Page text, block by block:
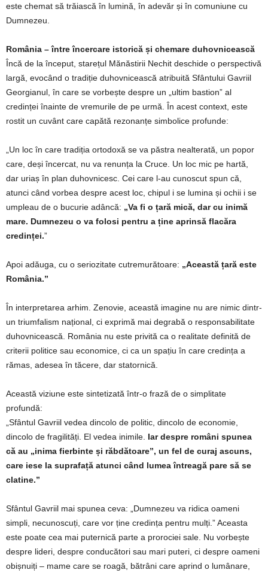
este chemat să trăiască în lumină, în adevăr și în comuniune cu
Dumnezeu.
România – între încercare istorică și chemare duhovnicească
Încă de la început, starețul Mănăstirii Nechit deschide o perspectivă
largă, evocând o tradiție duhovnicească atribuită Sfântului Gavriil
Georgianul, în care se vorbește despre un „ultim bastion” al
credinței înainte de vremurile de pe urmă. În acest context, este
rostit un cuvânt care capătă rezonanțe simbolice profunde:
„Un loc în care tradiția ortodoxă se va păstra nealterată, un popor
care, deși încercat, nu va renunța la Cruce. Un loc mic pe hartă,
dar uriaș în plan duhovnicesc. Cei care l-au cunoscut spun că,
atunci când vorbea despre acest loc, chipul i se lumina și ochii i se
umpleau de o bucurie adâncă: „Va fi o țară mică, dar cu inimă
mare. Dumnezeu o va folosi pentru a ține aprinsă flacăra
credinței.”
Apoi adăuga, cu o seriozitate cutremurătoare: „Această țară este
România.”
În interpretarea arhim. Zenovie, această imagine nu are nimic dintr-
un triumfalism național, ci exprimă mai degrabă o responsabilitate
duhovnicească. România nu este privită ca o realitate definită de
criterii politice sau economice, ci ca un spațiu în care credința a
rămas, adesea în tăcere, dar statornică.
Această viziune este sintetizată într-o frază de o simplitate
profundă:
„Sfântul Gavriil vedea dincolo de politic, dincolo de economie,
dincolo de fragilități. El vedea inimile. Iar despre români spunea
că au „inima fierbinte și răbdătoare”, un fel de curaj ascuns,
care iese la suprafață atunci când lumea întreagă pare să se
clatine.”
Sfântul Gavriil mai spunea ceva: „Dumnezeu va ridica oameni
simpli, necunoscuți, care vor ține credința pentru mulți.” Aceasta
este poate cea mai puternică parte a prorociei sale. Nu vorbește
despre lideri, despre conducători sau mari puteri, ci despre oameni
obișnuiți – mame care se roagă, bătrâni care aprind o lumânare,